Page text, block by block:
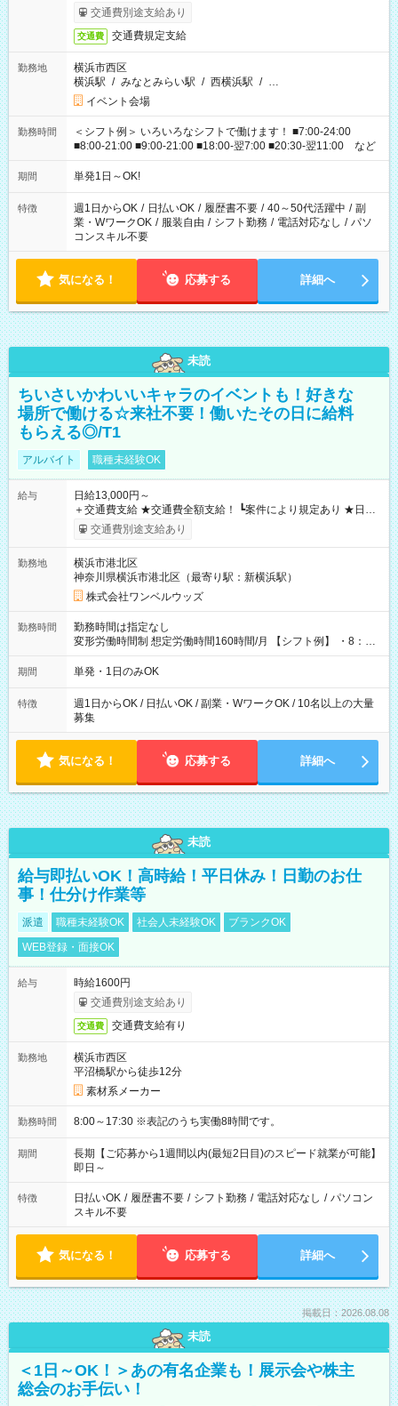
交通費別途支給あり
交通費 交通費規定支給
勤務地
横浜市西区
横浜駅 / みなとみらい駅 / 西横浜駅 / …
イベント会場
勤務時間
＜シフト例＞ いろいろなシフトで働けます！ ■7:00-24:00
■8:00-21:00 ■9:00-21:00 ■18:00-翌7:00 ■20:30-翌11:00 など
期間 単発1日～OK!
特徴 週1日からOK / 日払いOK / 履歴書不要 / 40～50代活躍中 / 副
業・WワークOK / 服装自由 / シフト勤務 / 電話対応なし / パソ
コンスキル不要
気になる！ 応募する 詳細へ
未読
ちいさいかわいいキャラのイベントも！好きな
場所で働ける☆来社不要！働いたその日に給料
もらえる◎/T1
アルバイト 職種未経験OK
給与
日給13,000円～
＋交通費支給 ★交通費全額支給！ ┗案件により規定あり ★日払
いOK！（規定あり） ┗働いたその日に現金GET♪ お仕事後はコ
ンビニATMから 日払い分を引き落とせます！ 【試用期間】試
交通費別途支給あり
勤務地
横浜市港北区
神奈川県横浜市港北区（最寄り駅：新横浜駅）
株式会社ワンベルウッズ
勤務時間
勤務時間は指定なし
変形労働時間制 想定労働時間160時間/月 【シフト例】 ・8：00
～21：00
期間 単発・1日のみOK
特徴
週1日からOK / 日払いOK / 副業・WワークOK / 10名以上の大量
募集
気になる！ 応募する 詳細へ
未読
給与即払いOK！高時給！平日休み！日勤のお仕
事！仕分け作業等
派遣 職種未経験OK 社会人未経験OK
ブランクOK
WEB登録・面接OK
給与
時給1600円
交通費別途支給あり
交通費 交通費支給有り
勤務地
横浜市西区
平沼橋駅から徒歩12分
素材系メーカー
勤務時間 8:00～17:30 ※表記のうち実働8時間です。
期間
長期【ご応募から1週間以内(最短2日目)のスピード就業が可能】
即日～
特徴 日払いOK / 履歴書不要 / シフト勤務 / 電話対応なし / パソコン
スキル不要
気になる！ 応募する 詳細へ
掲載日：2026.08.08
未読
＜1日～OK！＞あの有名企業も！展示会や株主
総会のお手伝い！